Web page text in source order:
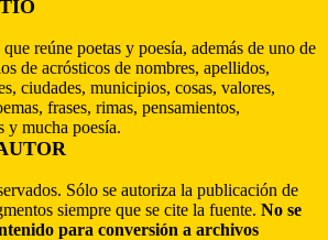
reúne poetas y poesía, además de uno de
de acrósticos de nombres, apellidos,
ciudades, municipios, cosas, valores,
frases, rimas, pensamientos,
y mucha poesía.
Sólo se autoriza la publicación de
siempre que se cite la fuente. No se
para conversión a archivos